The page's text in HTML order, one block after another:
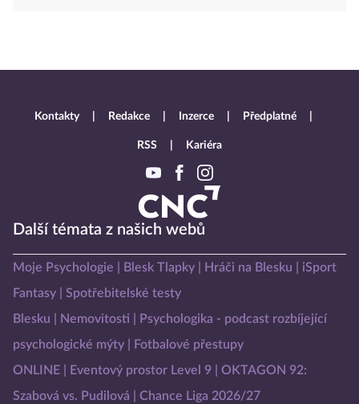
Další témata z našich webů
Moje Psychologie Blesk Tlapky Hráči na Blesku
iSport
Fantasy
Spotřebitelské testy
Blesku
Nemovitosti
Psychologika - podcast rozbíjející
psychologické mýty
Fotbalové přestupy
ONLINE
Eventový prostor Level 9
OKTAGON 92:
Szabová vs. Pudilová
Chance Liga 2026/27
Kontakty Redakce Inzerce Předplatné
RSS Kariéra